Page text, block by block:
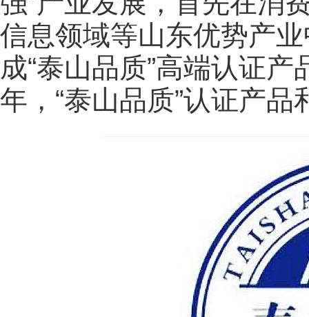
信息领域等山东优势产
成“泰山品质”高端认证
年，“泰山品质”认证产